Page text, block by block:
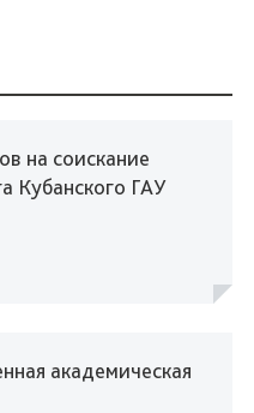
на соискание
Кубанского ГАУ
академическая